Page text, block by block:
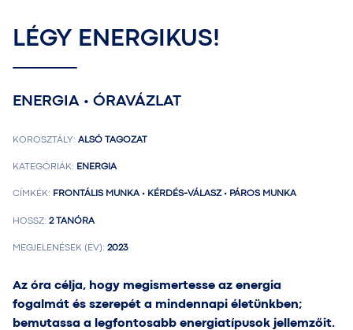
LÉGY ENERGIKUS!
ENERGIA • ÓRAVÁZLAT
KOROSZTÁLY: ALSÓ TAGOZAT
KATEGÓRIÁK: ENERGIA
CÍMKÉK: FRONTÁLIS MUNKA • KÉRDÉS-VÁLASZ • PÁROS MUNKA
HOSSZ: 2 TANÓRA
MEGJELENÉSEK (ÉV): 2023
Az óra célja, hogy megismertesse az energia
fogalmát és szerepét a mindennapi életünkben;
bemutassa a legfontosabb energiatípusok jellemzőit.